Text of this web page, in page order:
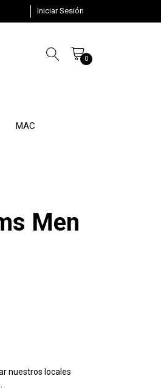
Iniciar Sesión
0
MAC
Men
nuestros locales